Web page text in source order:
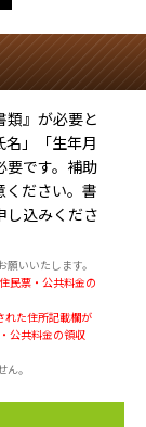
類』が必要と
名」「生年月
要です。補助
ください。書
し込みくださ
いいたします。
民票・公共料金の
た住所記載欄が
公共料金の領収
。